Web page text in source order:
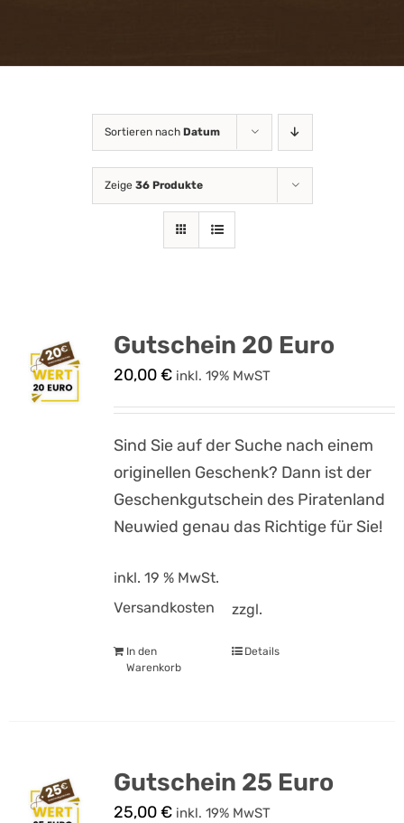
Gutscheinshop Online
Sortieren nach Datum
Zeige 36 Produkte
Gutschein 20 Euro
20,00€ inkl. 19% MwST
Sind Sie auf der Suche nach einem
originellen Geschenk? Dann ist der
Geschenkgutschein des Piratenland
Neuwied genau das Richtige für Sie!
inkl. 19 % MwSt.
zzgl.
Versandkosten
In den
Warenkorb
Details
Gutschein 25 Euro
25,00€ inkl. 19% MwST